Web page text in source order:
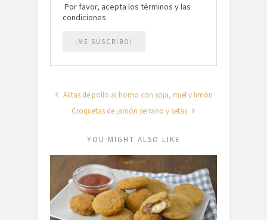
Por favor, acepta los términos y las
condiciones
Alitas de pollo al horno con soja, miel y limón
Croquetas de jamón serrano y setas
YOU MIGHT ALSO LIKE